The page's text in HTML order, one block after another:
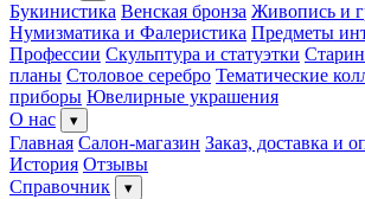
Букинистика Венская бронза Живопись и
Нумизматика и Фалеристика Предметы
Профессии Скульптура и статуэтки
планы Столовое серебро Тематические
приборы Ювелирные украшения
О нас
▾
Главная Салон-магазин Заказ, доставка и
История Отзывы
Справочник
▾